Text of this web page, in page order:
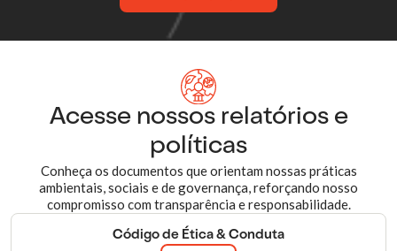
Acesse nossos relatórios e
políticas
Conheça os documentos que orientam nossas práticas
ambientais, sociais e de governança, reforçando nosso
compromisso com transparência e responsabilidade.
Código de Ética & Conduta